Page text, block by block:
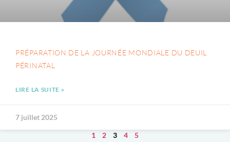
PRÉPARATION DE LA JOURNÉE MONDIALE DU DEUIL
PÉRINATAL
LIRE LA SUITE »
7 juillet 2025
1 2 3 4 5